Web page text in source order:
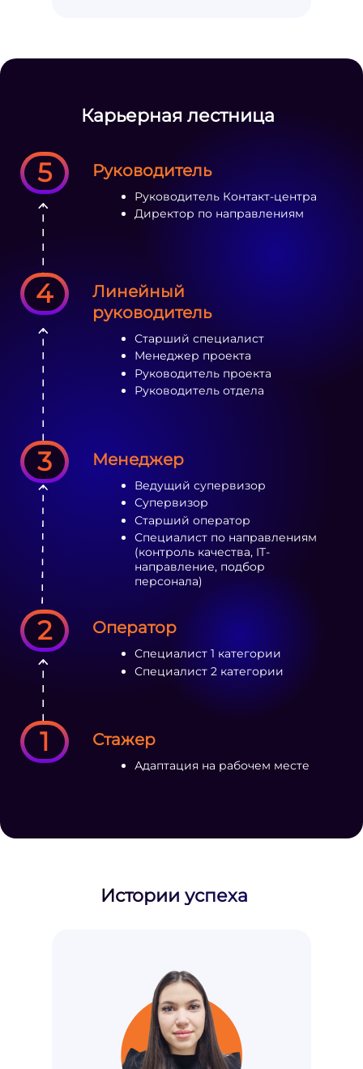
Карьерная лестница
1
2
3
4
5
Стажер
Адаптация на рабочем месте
Оператор
Специалист 1 категории
Специалист 2 категории
Менеджер
Ведущий супервизор
Супервизор
Старший оператор
Специалист по направлениям
(контроль качества, IT-
направление, подбор
персонала)
Линейный
руководитель
Старший специалист
Менеджер проекта
Руководитель проекта
Руководитель отдела
Руководитель
Руководитель Контакт-центра
Директор по направлениям
Истории успеха